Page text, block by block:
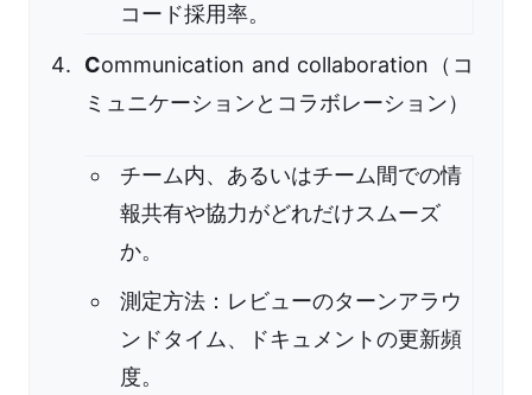
コード採用率。
Communication and collaboration（コ
ミュニケーションとコラボレーション）
チーム内、あるいはチーム間での情
報共有や協力がどれだけスムーズ
か。
測定方法：レビューのターンアラウ
ンドタイム、ドキュメントの更新頻
度。